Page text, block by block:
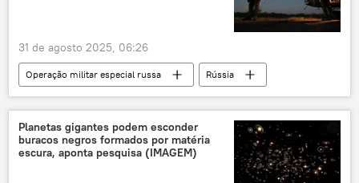
31 de agosto 2025, 06:26
Operação militar especial russa
Rússia
Defesa
Federação da Rússia
Ministério da Defesa (Rússia)
Norte
Ucrânia
Noruega
Planetas gigantes podem esconder
buracos negros formados por matéria
escura, aponta pesquisa (IMAGEM)